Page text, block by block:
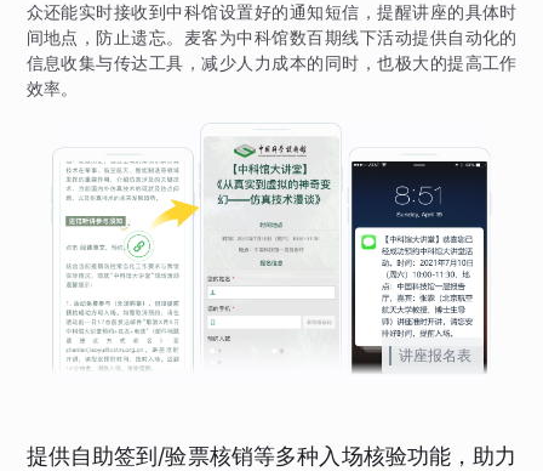
众还能实时接收到中科馆设置好的通知短信，提醒讲座的具体时
间地点，防止遗忘。麦客为中科馆数百期线下活动提供自动化的
信息收集与传达工具，减少人力成本的同时，也极大的提高工作
效率。
讲座报名表
提供自助签到/验票核销等多种入场核验功能，助力